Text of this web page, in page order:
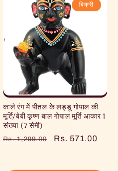
बिक्री
काले रंग में पीतल के लड्डू गोपाल की
मूर्ति/बेबी कृष्ण बाल गोपाल मूर्ति आकार 1
संख्या (7 सेमी)
नियमित
Rs. 1,299.00
विक्रय
Rs. 571.00